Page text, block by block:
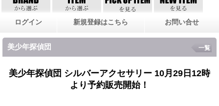
ログイン 新規登録はこちら お問い合せ
美少年探偵団
美少年探偵団 シルバーアクセサリー 10月29日12時
より予約販売開始！
一覧